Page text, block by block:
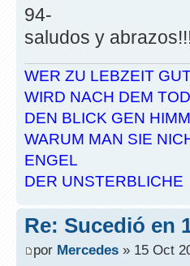
94-
saludos y
WER ZU LEBZEIT
WIRD NACH DEM
DEN BLICK GEN
WARUM MAN SIE
ENGEL
DER UNSTERBLICHE
Re: Sucedió en
por Mercedes » 15 Oct